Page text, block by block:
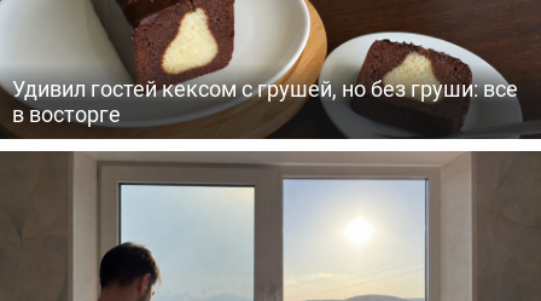
Удивил гостей кексом с грушей, но без груши: все
в восторге